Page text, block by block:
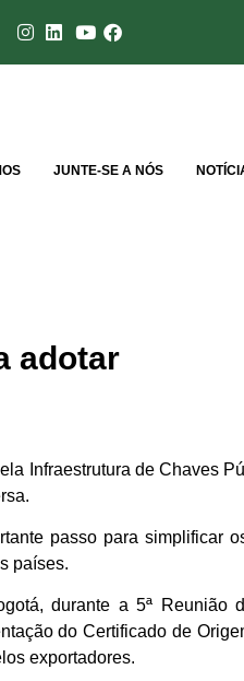
JUNTE-SE A NÓS
adotar
Infraestrutura de Chaves
passo para simplificar
países.
durante a 5ª Reunião
do Certificado de
exportadores.